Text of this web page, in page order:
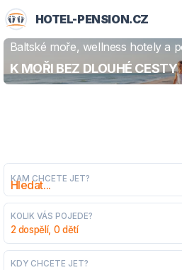
HOTEL-PENSION.CZ
Baltské moře, wellness hotely a
dovolená
K MOŘI BEZ DLOUHÉ CESTY
ZJISTIT
KAM CHCETE JET?
KOLIK VÁS POJEDE?
2 dospělí, 0 dětí
KDY CHCETE JET?